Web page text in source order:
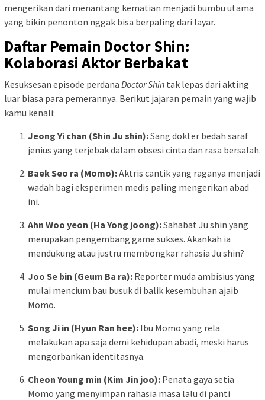
mengerikan dari menantang kematian menjadi bumbu utama
yang bikin penonton nggak bisa berpaling dari layar.
Daftar Pemain Doctor Shin:
Kolaborasi Aktor Berbakat
Kesuksesan episode perdana Doctor Shin tak lepas dari akting
luar biasa para pemerannya. Berikut jajaran pemain yang wajib
kamu kenali:
Jeong Yi chan (Shin Ju shin):Sang dokter bedah saraf
jenius yang terjebak dalam obsesi cinta dan rasa bersalah.
Baek Seo ra (Momo):Aktris cantik yang raganya menjadi
wadah bagi eksperimen medis paling mengerikan abad
ini.
Ahn Woo yeon (Ha Yong joong):Sahabat Ju shin yang
merupakan pengembang game sukses. Akankah ia
mendukung atau justru membongkar rahasia Ju shin?
Joo Se bin (Geum Ba ra): Reporter muda ambisius yang
mulai mencium bau busuk di balik kesembuhan ajaib
Momo.
Song Ji in (Hyun Ran hee): Ibu Momo yang rela
melakukan apa saja demi kehidupan abadi, meski harus
mengorbankan identitasnya.
Cheon Young min (Kim Jin joo): Penata gaya setia
Momo yang menyimpan rahasia masa lalu di panti